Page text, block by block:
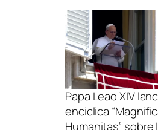
Papa Leao XIV
enciclica
Humanitas” sobre